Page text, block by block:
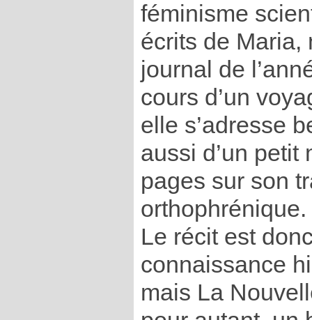
féminisme
écrits de Maria,
journal de
cours d’un
elle s’adresse
aussi d’un petit
pages sur son
orthophrénique.
Le récit est
connaissance
mais La